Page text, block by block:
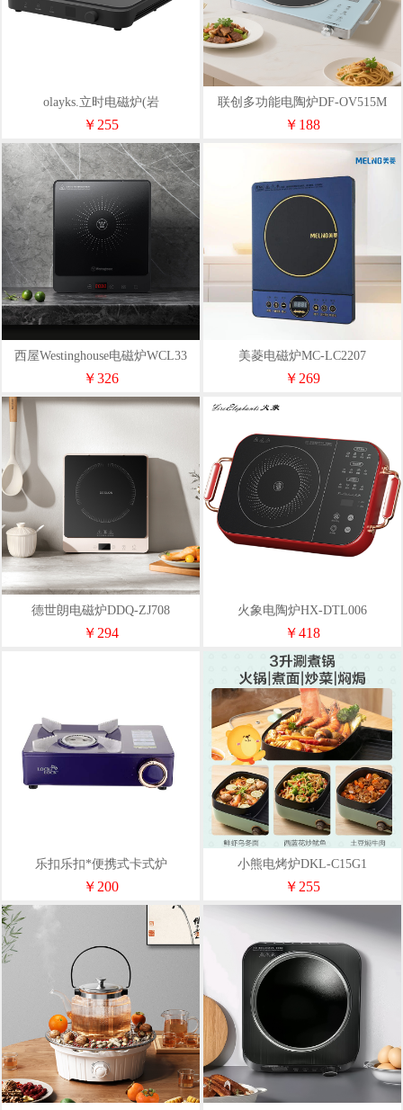
olayks.立时电磁炉(岩
黑)DCL00104
￥255
联创多功能电陶炉DF-OV515M
￥188
西屋Westinghouse电磁炉WCL33
￥326
美菱电磁炉MC-LC2207
￥269
德世朗电磁炉DDQ-ZJ708
￥294
火象电陶炉HX-DTL006
￥418
乐扣乐扣*便携式卡式炉
*LOA700BLUFU
￥200
小熊电烤炉DKL-C15G1
￥255